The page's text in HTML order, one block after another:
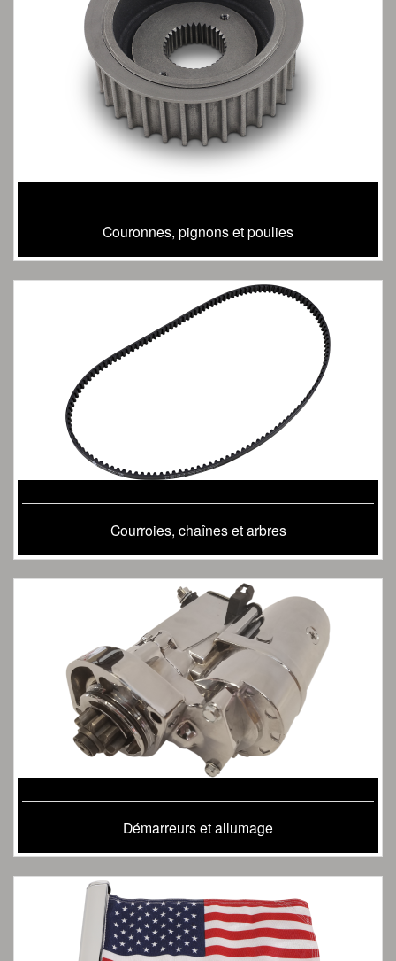
Couronnes, pignons et poulies
Courroies, chaînes et arbres
Démarreurs et allumage